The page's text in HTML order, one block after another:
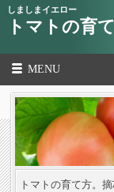
しましまイエロー
トマトの育
MENU
トマトの育て方。